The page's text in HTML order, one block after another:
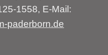
1558, E-Mail:
paderborn.de